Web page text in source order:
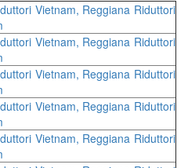
Vietnam, Reggiana Riduttori
Vietnam, Reggiana Riduttori
Vietnam, Reggiana Riduttori
Vietnam, Reggiana Riduttori
Vietnam, Reggiana Riduttori